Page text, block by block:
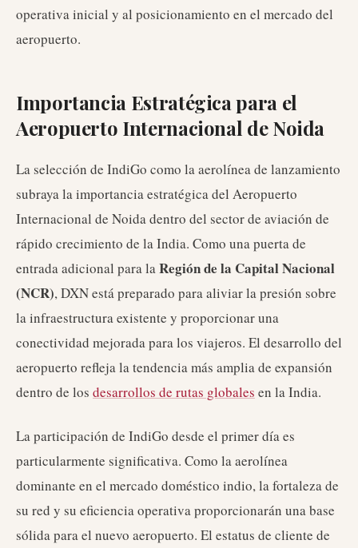
operativa inicial y al posicionamiento en el mercado del
aeropuerto.
Importancia Estratégica para el
Aeropuerto Internacional de Noida
La selección de IndiGo como la aerolínea de lanzamiento
subraya la importancia estratégica del Aeropuerto
Internacional de Noida dentro del sector de aviación de
rápido crecimiento de la India. Como una puerta de
entrada adicional para laRegión de la Capital Nacional
(NCR), DXN está preparado para aliviar la presión sobre
la infraestructura existente y proporcionar una
conectividad mejorada para los viajeros. El desarrollo del
aeropuerto refleja la tendencia más amplia de expansión
dentro de los desarrollos de rutas globales en la India.
La participación de IndiGo desde el primer día es
particularmente significativa. Como la aerolínea
dominante en el mercado doméstico indio, la fortaleza de
su red y su eficiencia operativa proporcionarán una base
sólida para el nuevo aeropuerto. El estatus de cliente de